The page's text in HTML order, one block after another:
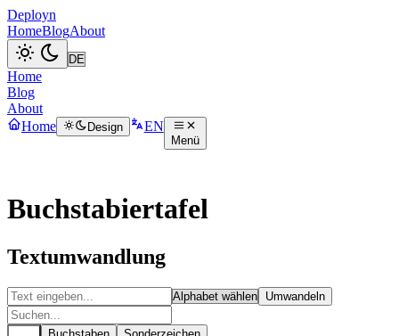
Deployn
HomeBlogAbout
Home
Blog
About
Home
Design EN
Menü
Buchstabiertafel
Textumwandlung
Umwandeln